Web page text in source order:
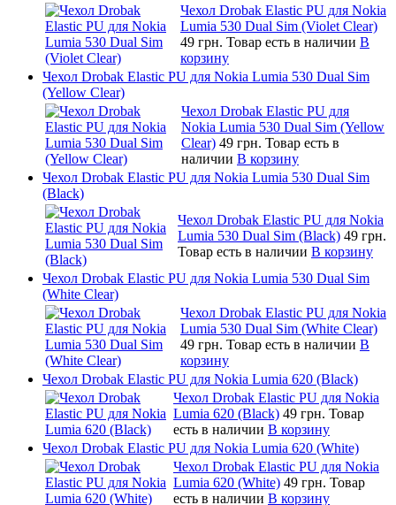
Чехол Drobak Elastic PU для Nokia
Lumia 530 Dual Sim (Violet Clear)
49 грн. Товар есть в наличии В
корзину
Чехол Drobak Elastic PU для Nokia Lumia 530 Dual Sim
(Yellow Clear)
Чехол Drobak Elastic PU для
Nokia Lumia 530 Dual Sim (Yellow
Clear) 49 грн. Товар есть в
наличии В корзину
Чехол Drobak Elastic PU для Nokia Lumia 530 Dual Sim
(Black)
Чехол Drobak Elastic PU для Nokia
Lumia 530 Dual Sim (Black) 49 грн.
Товар есть в наличии В корзину
Чехол Drobak Elastic PU для Nokia Lumia 530 Dual Sim
(White Clear)
Чехол Drobak Elastic PU для Nokia
Lumia 530 Dual Sim (White Clear)
49 грн. Товар есть в наличии В
корзину
Чехол Drobak Elastic PU для Nokia Lumia 620 (Black)
Чехол Drobak Elastic PU для Nokia
Lumia 620 (Black) 49 грн. Товар
есть в наличии В корзину
Чехол Drobak Elastic PU для Nokia Lumia 620 (White)
Чехол Drobak Elastic PU для Nokia
Lumia 620 (White) 49 грн. Товар
есть в наличии В корзину